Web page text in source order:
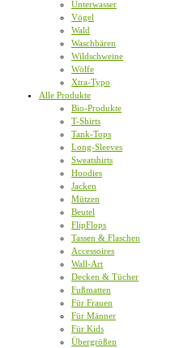
Unterwasser
Vögel
Wald
Waschbären
Wildschweine
Wölfe
Xtra-Typo
Alle Produkte
Bio-Produkte
T-Shirts
Tank-Tops
Long-Sleeves
Sweatshirts
Hoodies
Jacken
Mützen
Beutel
FlipFlops
Tassen & Flaschen
Accessoires
Wall-Art
Decken & Tücher
Fußmatten
Für Frauen
Für Männer
Für Kids
Übergrößen